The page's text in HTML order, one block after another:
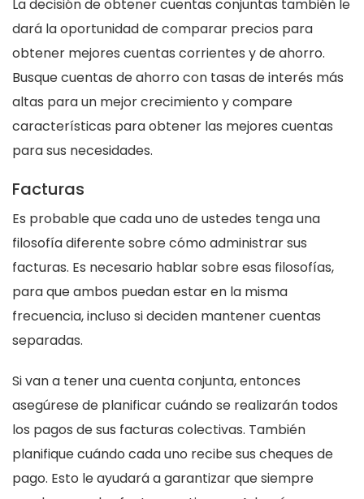
La decisión de obtener cuentas conjuntas también le
dará la oportunidad de comparar precios para
obtener mejores cuentas corrientes y de ahorro.
Busque cuentas de ahorro con tasas de interés más
altas para un mejor crecimiento y compare
características para obtener las mejores cuentas
para sus necesidades.
Facturas
Es probable que cada uno de ustedes tenga una
filosofía diferente sobre cómo administrar sus
facturas. Es necesario hablar sobre esas filosofías,
para que ambos puedan estar en la misma
frecuencia, incluso si deciden mantener cuentas
separadas.
Si van a tener una cuenta conjunta, entonces
asegúrese de planificar cuándo se realizarán todos
los pagos de sus facturas colectivas. También
planifique cuándo cada uno recibe sus cheques de
pago. Esto le ayudará a garantizar que siempre